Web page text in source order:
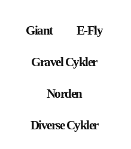
Giant E-Fly
Gravel Cykler
Norden
Diverse Cykler